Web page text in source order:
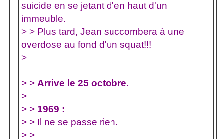
suicide en se jetant d'en haut d'un
immeuble.
> > Plus tard, Jean succombera à une
overdose au fond d'un squat!!!
>
> > Arrive le 25 octobre.
>
> > 1969 :
> > Il ne se passe rien.
> >